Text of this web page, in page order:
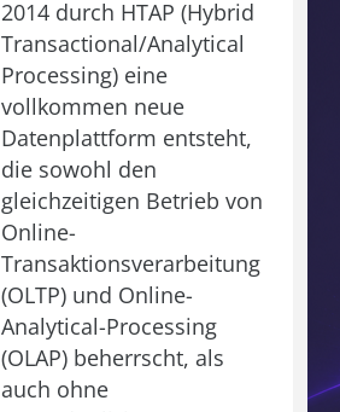
2014 durch HTAP (Hybrid
Transactional/Analytical
Processing) eine
vollkommen neue
Datenplattform entsteht,
die sowohl den
gleichzeitigen Betrieb von
Online-
Transaktionsverarbeitung
(OLTP) und Online-
Analytical-Processing
(OLAP) beherrscht, als
auch ohne